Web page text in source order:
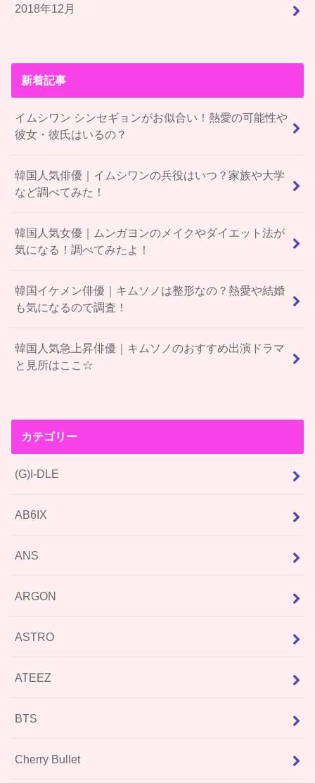
2018年12月
新着記事
イムシワン シンセギョンがお似合い！熱愛の可能性や
彼女・彼氏はいるの？
韓国人気俳優｜イムシワンの兵役はいつ？家族や大学
など調べてみた！
韓国人気女優｜ムンガヨンのメイクやダイエット法が
気になる！調べてみたよ！
韓国イケメン俳優｜キムソノは整形なの？熱愛や結婚
も気になるので調査！
韓国人気急上昇俳優｜キムソノのおすすめ出演ドラマ
と見所はここ☆
カテゴリー
(G)I-DLE
AB6IX
ANS
ARGON
ASTRO
ATEEZ
BTS
Cherry Bullet